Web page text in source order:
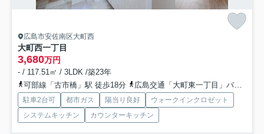
広島市安佐南区大町西
大町西一丁目
3,680万円
- / 117.51㎡ / 3LDK /築23年
可部線「古市橋」駅 徒歩18分
広島交通「大町東一丁目」バス停下車 徒歩15分
駐車2台可 都市ガス 陽当り良好
ウォークインクロゼット
システムキッチン
カウンターキッチン